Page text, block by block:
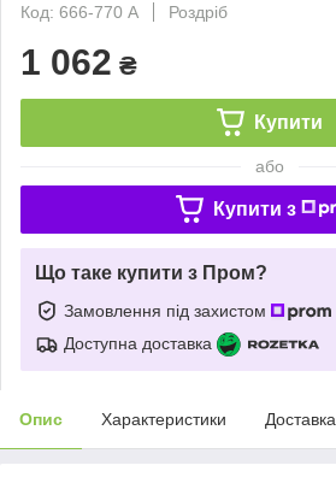
Код: 666-770 A
Роздріб
1 062 ₴
Купити
або
Купити з
Що таке купити з Пром?
Замовлення під захистом
Доступна доставка
Опис Характеристики Доставка